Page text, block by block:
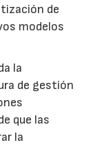
de
modelos
la
de gestión
que las
la